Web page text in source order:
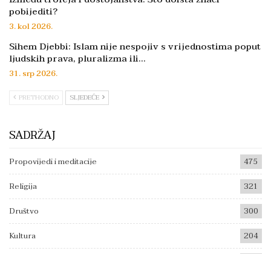
pobijediti?
3. kol 2026.
Sihem Djebbi: Islam nije nespojiv s vrijednostima poput
ljudskih prava, pluralizma ili…
31. srp 2026.
PRETHODNO SLJEDEĆE
SADRŽAJ
Propovijedi i meditacije
475
Religija
321
Društvo
300
Kultura
204